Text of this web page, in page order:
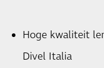
Hoge kwaliteit
Divel Italia